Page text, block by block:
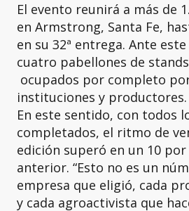
El evento reunirá a más de
en Armstrong, Santa Fe,
en su 32ª entrega. Ante
cuatro pabellones de
ocupados por completo
instituciones y productores.
En este sentido, con todos
completados, el ritmo de
edición superó en un 10
anterior. “Esto no es un
empresa que eligió, cada
y cada agroactivista que